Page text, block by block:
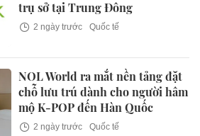
trụ sở tại Trung Đông
2 ngày trước Quốc tế
NOL World ra mắt nền tảng đặt
chỗ lưu trú dành cho người hâm
mộ K-POP đến Hàn Quốc
2 ngày trước Quốc tế